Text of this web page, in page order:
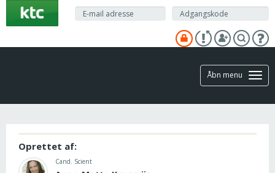
hovedindhold
Åbn menu
Oprettet af:
Cand. Scient